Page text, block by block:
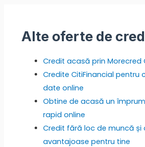
Alte oferte de
Credit acasă prin Morecred
Credite CitiFinancial pentru
date online
Obtine de acasă un
rapid online
Credit fără loc de muncă și
avantajoase pentru tine